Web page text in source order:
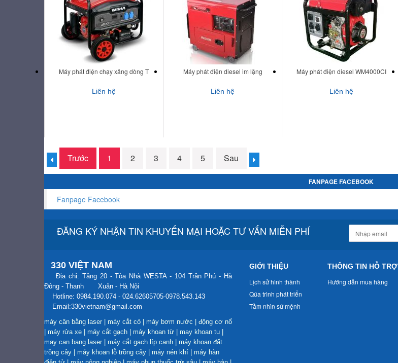
Máy phát điện chạy xăng dòng T
Liên hệ
Máy phát điện diesel im lặng
Liên hệ
Máy phát điện diesel WM4000CI
Liên hệ
Trước 1 2 3 4 5 Sau
FANPAGE FACEBOOK
Fanpage Facebook
ĐĂNG KÝ NHẬN TIN KHUYẾN MẠI HOẶC TƯ VẤN MIỄN PHÍ
330 VIỆT NAM
Địa chỉ: Tầng 20 - Tòa Nhà WESTA - 104 Trần Phú - Hà
Đông - Thanh Xuân - Hà Nội
Hotline: 0984.190.074 - 024.62605705-0978.543.143
Email:330vietnam@gmail.com
máy cân bằng laser
máy cắt cỏ máy bơm nước
động cơ nổ
máy rửa xe máy cắt gạch máy khoan từ may khoan tu
may can bang laser
máy cắt gạch líp cạnh
máy khoan đất
trồng cây
máy khoan lỗ trồng cây máy nén khí
máy hàn
GIỚI THIỆU
Lịch sử hình thành
Qúa trình phát triển
Tầm nhìn sứ mệnh
THÔNG TIN HỖ TRỢ
Hướng dẫn mua hàng